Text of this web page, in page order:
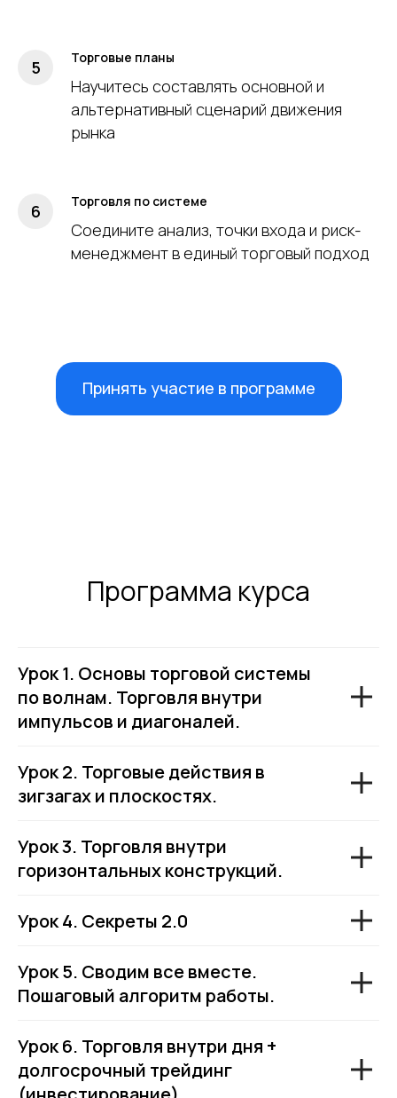
Торговые планы
Научитесь составлять основной и
альтернативный сценарий движения
рынка
Торговля по системе
Соедините анализ, точки входа и риск-
менеджмент в единый торговый подход
Принять участие в программе
Программа курса
Урок 1. Основы торговой системы
по волнам. Торговля внутри
импульсов и диагоналей.
Урок 2. Торговые действия в
зигзагах и плоскостях.
Урок 3. Торговля внутри
горизонтальных конструкций.
Урок 4. Секреты 2.0
Урок 5. Сводим все вместе.
Пошаговый алгоритм работы.
Урок 6. Торговля внутри дня +
долгосрочный трейдинг